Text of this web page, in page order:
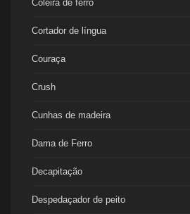
Coleira de ferro
Cortador de língua
Couraça
Crush
Cunhas de madeira
Dama de Ferro
Decapitação
Despedaçador de peito